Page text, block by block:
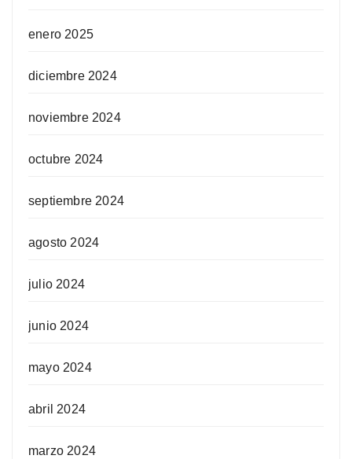
enero 2025
diciembre 2024
noviembre 2024
octubre 2024
septiembre 2024
agosto 2024
julio 2024
junio 2024
mayo 2024
abril 2024
marzo 2024